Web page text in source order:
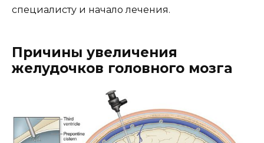
специалисту и начало лечения.
Причины увеличения
желудочков головного мозга